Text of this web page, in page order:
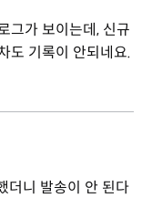
그가 보이는데, 신규
도 기록이 안되네요.
더니 발송이 안 된다